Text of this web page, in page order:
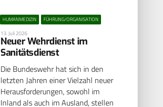
HUMANMEDIZIN FÜHRUNG/ORGANISATION
13. Juli 2026
Neuer Wehrdienst im
Sanitätsdienst
Die Bundeswehr hat sich in den
letzten Jahren einer Vielzahl neuer
Herausforderungen, sowohl im
Inland als auch im Ausland, stellen